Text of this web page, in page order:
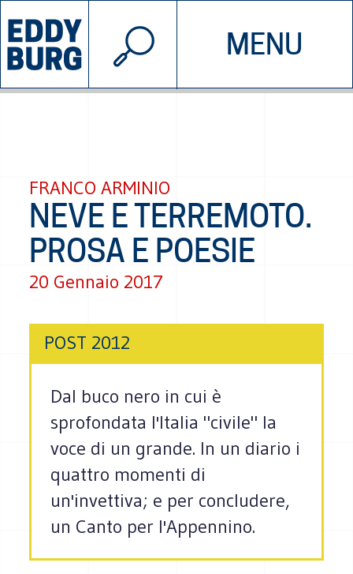
MENU
INIZIATIVE CHI SIAMO
© 2026 EDDYBURG
FRANCO ARMINIO
NEVE E TERREMOTO.
PROSA E POESIE
20 Gennaio 2017
POST 2012
Dal buco nero in cui è
sprofondata l'Italia "civile" la
voce di un grande. In un diario i
quattro momenti di
un'invettiva; e per concludere,
un Canto per l'Appennino.